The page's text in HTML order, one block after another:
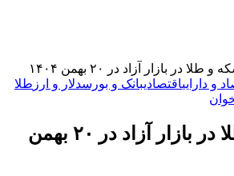
در بازار آزاد در ۲۰ بهمن ۱۴۰۴
و داراییاقتصادیبانک و بورسدلار و ارز طلا
قیمت سکه و طلا در بازار آزاد در ۲۰ بهمن